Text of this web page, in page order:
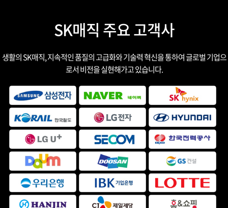
SK매직 주요 고객사
생활의 SK매직, 지속적인 품질의 고급화와 기술력 혁신을 통하여 글로벌 기업으
로서 비전을 실현해가고 있습니다.